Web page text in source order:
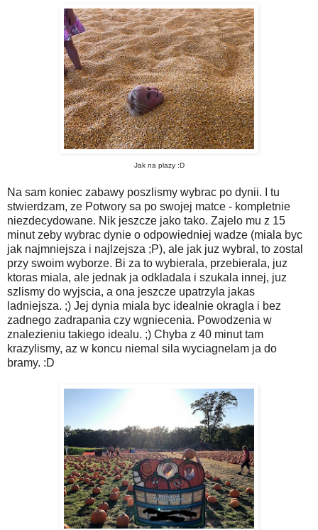
Jak na plazy :D
Na sam koniec zabawy poszlismy wybrac po dynii. I tu
stwierdzam, ze Potwory sa po swojej matce - kompletnie
niezdecydowane. Nik jeszcze jako tako. Zajelo mu z 15
minut zeby wybrac dynie o odpowiedniej wadze (miala byc
jak najmniejsza i najlzejsza ;P), ale jak juz wybral, to zostal
przy swoim wyborze. Bi za to wybierala, przebierala, juz
ktoras miala, ale jednak ja odkladala i szukala innej, juz
szlismy do wyjscia, a ona jeszcze upatrzyla jakas
ladniejsza. ;) Jej dynia miala byc idealnie okragla i bez
zadnego zadrapania czy wgniecenia. Powodzenia w
znalezieniu takiego idealu. ;) Chyba z 40 minut tam
krazylismy, az w koncu niemal sila wyciagnelam ja do
bramy. :D